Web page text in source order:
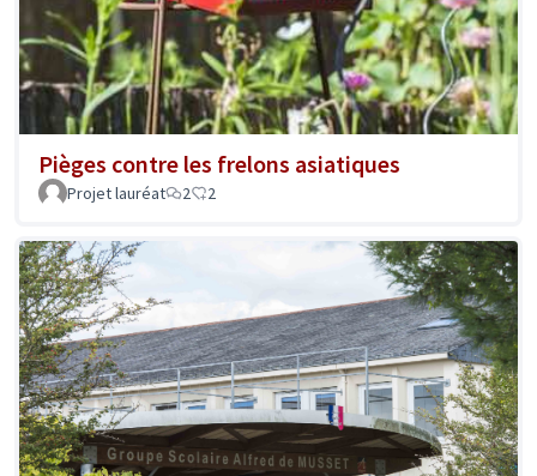
Pièges contre les frelons asiatiques
Projet lauréat 2 2